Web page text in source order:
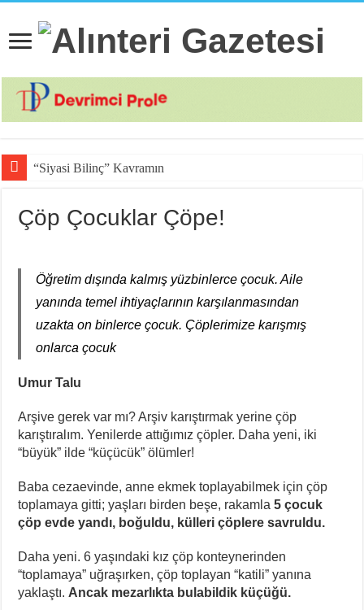
“Siyasi Bilinç” Kavramının Unsurla
Çöp Çocuklar Çöpe!
Öğretim dışında kalmış yüzbinlerce çocuk. Aile
yanında temel ihtiyaçlarının karşılanmasından
uzakta on binlerce çocuk. Çöplerimize karışmış
onlarca çocuk
Umur Talu
Arşive gerek var mı? Arşiv karıştırmak yerine çöp
karıştıralım. Yenilerde attığımız çöpler. Daha yeni, iki
“büyük” ilde “küçücük” ölümler!
Baba cezaevinde, anne ekmek toplayabilmek için çöp
toplamaya gitti; yaşları birden beşe, rakamla5 çocuk
çöp evde yandı, boğuldu, külleri çöplere savruldu.
Daha yeni. 6 yaşındaki kız çöp konteynerinden
“toplamaya” uğraşırken, çöp toplayan “katili” yanına
yaklaştı.Ancak mezarlıkta bulabildik küçüğü.